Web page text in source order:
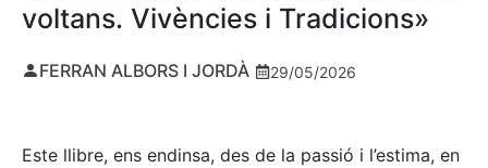
voltans. Vivències i Tradicions»
FERRAN ALBORS I JORDÀ 29/05/2026
Este llibre, ens endinsa, des de la passió i l’estima, en